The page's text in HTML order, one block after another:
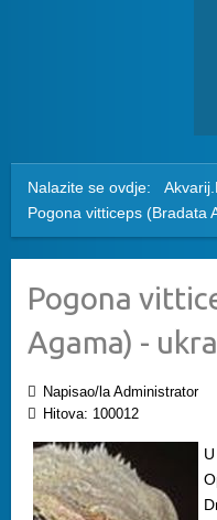
Nalazite se ovdje:
Pogona vitticeps (Bradata
Pogona
Agama) -
Napisao/la Administrator
Hitova: 100012